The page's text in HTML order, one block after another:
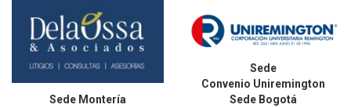
Sede Montería
Sede
Convenio Uniremington
Sede Bogotá